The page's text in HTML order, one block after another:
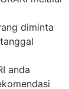
diminta
anda